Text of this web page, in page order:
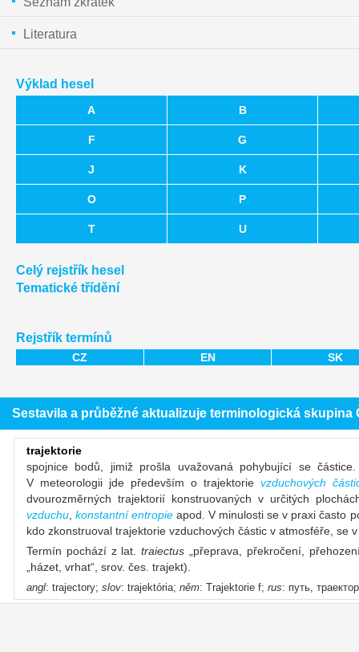
Literatura
Výklad hesel
A B
F G
J K
O P
T U
Celý rejstřík hesel
Tematické třídění
Rejstřík termínů
CZ EN SK
Sestavila a průběžné aktualizuje terminologická
trajektorie
spojnice bodů, jimiž prošla uvažovaná pohybující se
V meteorologii jde především o trajektorie vzduchových
dvourozměrných trajektorií konstruovaných v určitých
vzduchu ,konstantní entropie apod. V minulosti se v praxi často
kdo zkonstruoval trajektorie vzduchových částic v atmosféře, se
Termín pochází z lat.traiectus „přeprava, překročení,
„házet, vrhat“, srov. čes. trajekt).
angl: trajectory; slov: trajektória; něm: Trajektorie f; rus: путь,